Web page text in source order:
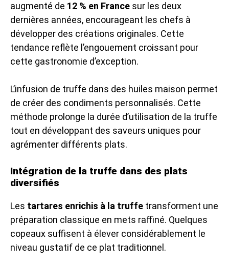
augmenté de 12 % en France sur les deux
dernières années, encourageant les chefs à
développer des créations originales. Cette
tendance reflète l’engouement croissant pour
cette gastronomie d’exception.
L’infusion de truffe dans des huiles maison permet
de créer des condiments personnalisés. Cette
méthode prolonge la durée d’utilisation de la truffe
tout en développant des saveurs uniques pour
agrémenter différents plats.
Intégration de la truffe dans des plats
diversifiés
Les tartares enrichis à la truffe transforment une
préparation classique en mets raffiné. Quelques
copeaux suffisent à élever considérablement le
niveau gustatif de ce plat traditionnel.